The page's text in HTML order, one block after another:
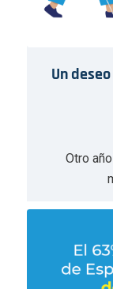
Un
Otro